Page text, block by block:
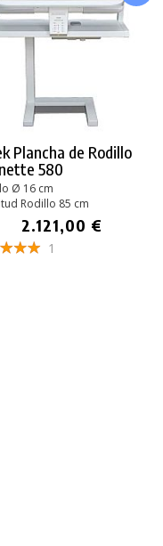
Plancha de Rodillo
580
Ø 16 cm
Rodillo 85 cm
2.121,00 €
1